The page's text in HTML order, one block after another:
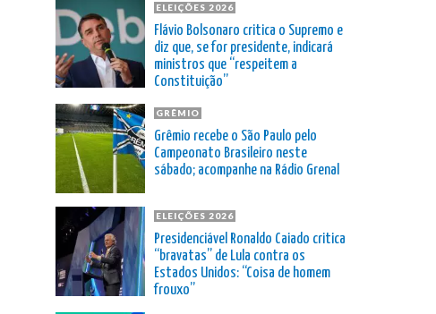
ELEIÇÕES 2026
Flávio Bolsonaro critica o Supremo e
diz que, se for presidente, indicará
ministros que “respeitem a
Constituição”
GRÊMIO
Grêmio recebe o São Paulo pelo
Campeonato Brasileiro neste
sábado; acompanhe na Rádio Grenal
ELEIÇÕES 2026
Presidenciável Ronaldo Caiado critica
“bravatas” de Lula contra os
Estados Unidos: “Coisa de homem
frouxo”